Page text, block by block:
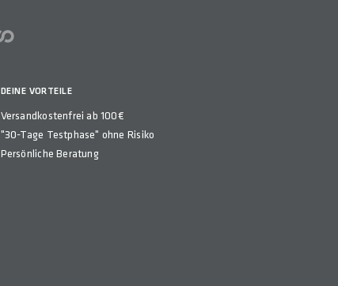
DEINE VORTEILE
Versandkostenfrei ab 100€
"30-Tage Testphase" ohne Risiko
Persönliche Beratung